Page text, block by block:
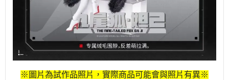
※圖片為試作品照片，實際商品可能會與照片有異※